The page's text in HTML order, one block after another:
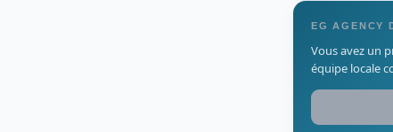
EG AGENCY
Vous avez un
équipe locale